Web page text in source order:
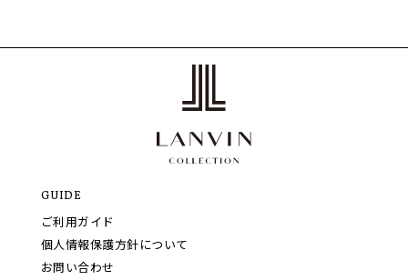
GUIDE
ご利用ガイド
個人情報保護方針について
お問い合わせ